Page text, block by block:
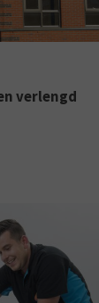
verlengd